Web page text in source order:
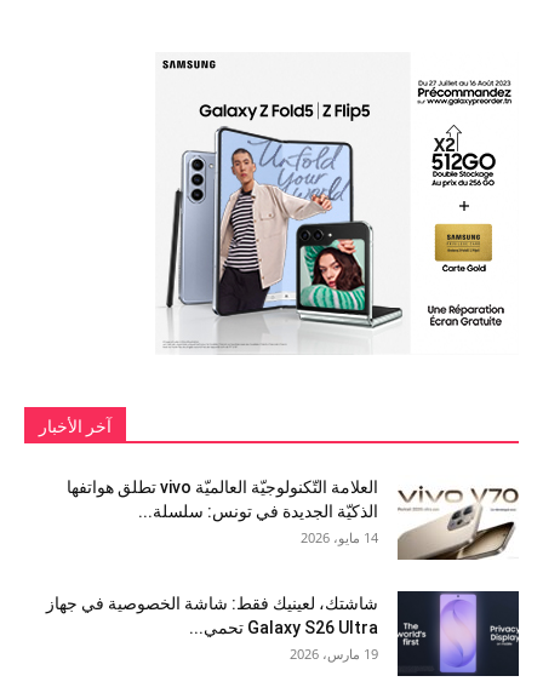
آخر الأخبار
العلامة التّكنولوجيّة العالميّة vivo تطلق هواتفها
الذكيّة الجديدة في تونس: سلسلة...
14 مايو، 2026
شاشتك، لعينيك فقط: شاشة الخصوصية في جهاز
Galaxy S26 Ultra تحمي...
19 مارس، 2026